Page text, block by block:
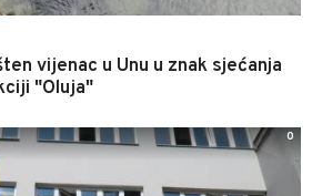
vijenac u Unu u znak sjećanja
"Oluja"
0